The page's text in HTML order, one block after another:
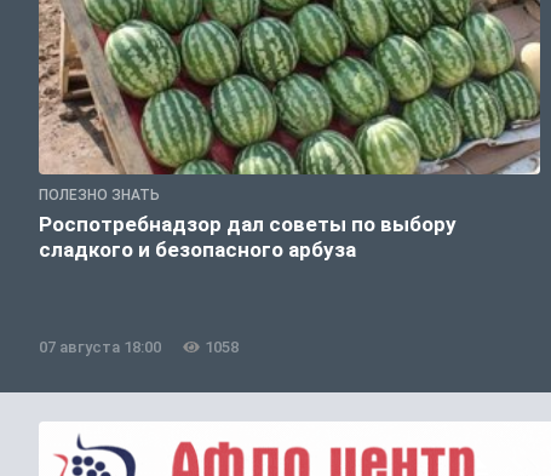
ПОЛЕЗНО ЗНАТЬ
Роспотребнадзор дал советы по выбору
сладкого и безопасного арбуза
07 августа 18:00 1058